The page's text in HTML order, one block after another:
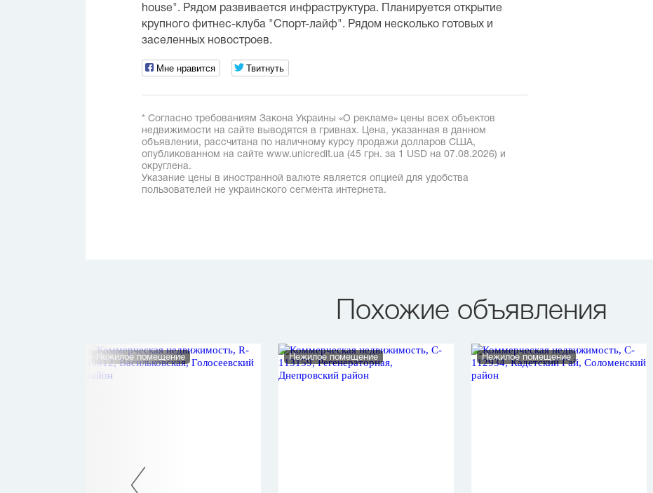
house". Рядом развивается инфраструктура. Планируется открытие
крупного фитнес-клуба "Спорт-лайф". Рядом несколько готовых и
заселенных новостроев.
Мне нравится Твитнуть
* Согласно требованиям Закона Украины «О рекламе» цены всех объектов
недвижимости на сайте выводятся в гривнах. Цена, указанная в данном
объявлении, рассчитана по наличному курсу продажи долларов США,
опубликованном на сайте www.unicredit.ua (45 грн. за 1 USD на 07.08.2026) и
округлена.
Указание цены в иностранной валюте является опцией для удобства
пользователей не украинского сегмента интернета.
Похожие объявления
Нежилое помещение Нежилое помещение Нежилое помещение